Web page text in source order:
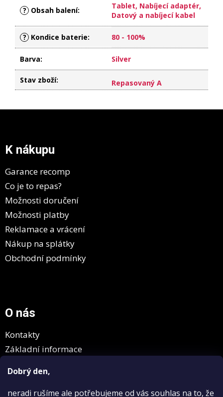
Dobrý den,
neradi rušíme ale potřebujeme od vás souhlas na to, že
? Obsah balení:
Tablet, Nabíjecí adaptér,
Datový a nabíjecí kabel
? Kondice baterie: 80 - 100%
Barva: Silver
Stav zboží: Repasovaný A
K nákupu
Garance recomp
Co je to repas?
Možnosti doručení
Možnosti platby
Reklamace a vrácení
Nákup na splátky
Obchodní podmínky
O nás
Kontakty
Základní informace